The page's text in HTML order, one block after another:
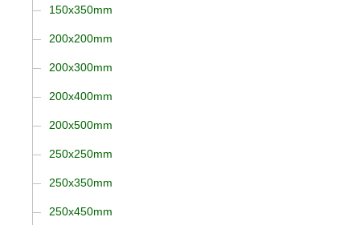
150x350mm
200x200mm
200x300mm
200x400mm
200x500mm
250x250mm
250x350mm
250x450mm